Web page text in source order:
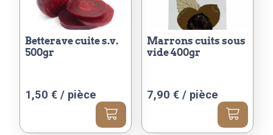
betterave cuite s.v.
500gr
1,50 € / pièce
marrons cuits sous
vide 400gr
7,90 € / pièce